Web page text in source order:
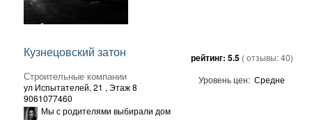
Кузнецовский затон
Строительные компании
ул Испытателей, 21 , Этаж 8
9061077460
рейтинг: 5.5 ( отзывы:40)
Уровень цен: Средне
Мы с родителями выбирали дом